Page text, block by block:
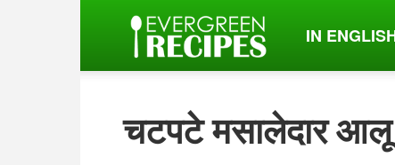
Evergreen
IN
चटपटे मसालेदार आलू